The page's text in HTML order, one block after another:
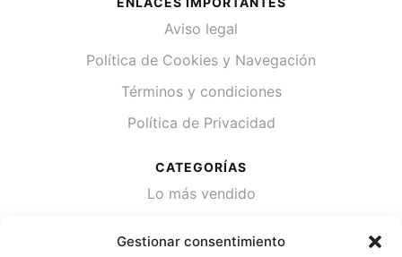
Gestionar consentimiento
Aviso legal
Política de Cookies y Navegación
Términos y condiciones
Política de Privacidad
CATEGORÍAS
Lo más vendido